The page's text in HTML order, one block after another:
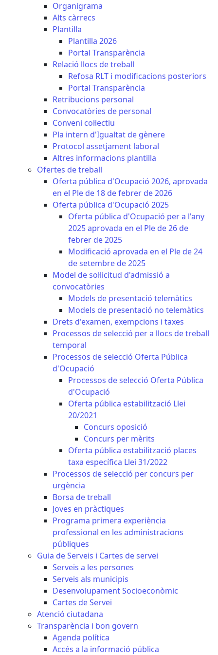
Organigrama
Alts càrrecs
Plantilla
Plantilla 2026
Portal Transparència
Relació llocs de treball
Refosa RLT i modificacions posteriors
Portal Transparència
Retribucions personal
Convocatòries de personal
Conveni col·lectiu
Pla intern d'Igualtat de gènere
Protocol assetjament laboral
Altres informacions plantilla
Ofertes de treball
Oferta pública d'Ocupació 2026, aprovada
en el Ple de 18 de febrer de 2026
Oferta pública d'Ocupació 2025
Oferta pública d'Ocupació per a l'any
2025 aprovada en el Ple de 26 de
febrer de 2025
Modificació aprovada en el Ple de 24
de setembre de 2025
Model de sol·licitud d'admissió a
convocatòries
Models de presentació telemàtics
Models de presentació no telemàtics
Drets d'examen, exempcions i taxes
Processos de selecció per a llocs de treball
temporal
Processos de selecció Oferta Pública
d'Ocupació
Processos de selecció Oferta Pública
d'Ocupació
Oferta pública estabilització Llei
20/2021
Concurs oposició
Concurs per mèrits
Oferta pública estabilització places
taxa específica Llei 31/2022
Processos de selecció per concurs per
urgència
Borsa de treball
Joves en pràctiques
Programa primera experiència
professional en les administracions
públiques
Guia de Serveis i Cartes de servei
Serveis a les persones
Serveis als municipis
Desenvolupament Socioeconòmic
Cartes de Servei
Atenció ciutadana
Transparència i bon govern
Agenda política
Accés a la informació pública